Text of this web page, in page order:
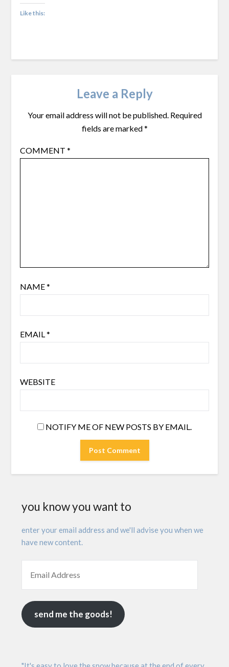
Like this:
Leave a Reply
Your email address will not be published. Required
fields are marked*
COMMENT *
NAME*
EMAIL *
WEBSITE
NOTIFY ME OF NEW POSTS BY EMAIL.
you know you want to
enter your email address and we'll advise you when we
have new content.
send me the goods!